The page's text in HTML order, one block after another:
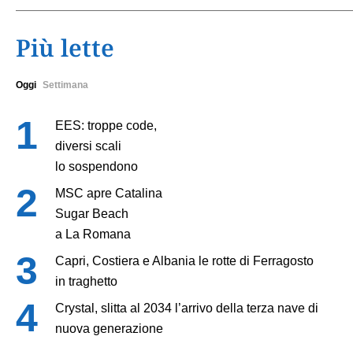
Più lette
Oggi Settimana
EES: troppe code,
diversi scali
lo sospendono
MSC apre Catalina
Sugar Beach
a La Romana
Capri, Costiera e Albania le rotte di Ferragosto
in traghetto
Crystal, slitta al 2034 l’arrivo della terza nave di
nuova generazione